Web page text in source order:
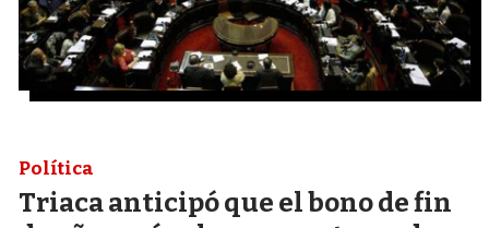
Triaca anticipó que el bono de fin
Política